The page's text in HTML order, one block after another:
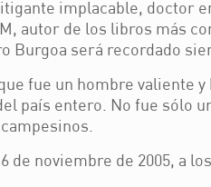
implacable, doctor
autor de los libros más
Burgoa será recordado
fue un hombre valiente
país entero. No fue sólo
de noviembre de 2005, a